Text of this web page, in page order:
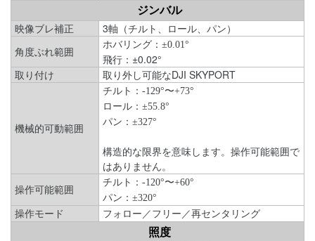
ジンバル
映像ブレ補正
3軸（チルト、ロール、パン）
角度ぶれ範囲
ホバリング：±0.01°
飛行：±0.02°
取り付け
取り外し可能なDJI SKYPORT
機械的可動範囲
チルト：-129°〜+73°
ロール：±55.8°
パン：±327°
構造的な限界を意味します。操作可能範囲で
はありません。
操作可能範囲
チルト：-120°〜+60°
パン：±320°
操作モード フォロー／フリー／再センタリング
照度